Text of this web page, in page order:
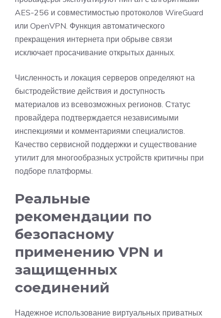
AES-256 и совместимостью протоколов WireGuard
или OpenVPN. Функция автоматического
прекращения интернета при обрыве связи
исключает просачивание открытых данных.
Численность и локация серверов определяют на
быстродействие действия и доступность
материалов из всевозможных регионов. Статус
провайдера подтверждается независимыми
инспекциями и комментариями специалистов.
Качество сервисной поддержки и существование
утилит для многообразных устройств критичны при
подборе платформы.
Реальные
рекомендации по
безопасному
применению VPN и
защищенных
соединений
Надежное использование виртуальных приватных